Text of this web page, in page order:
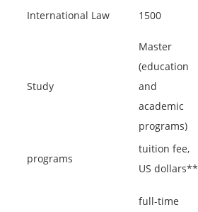
International Law
1500
Study
Master
(education
and
academic
programs)
programs
tuition fee,
US dollars**
full-time